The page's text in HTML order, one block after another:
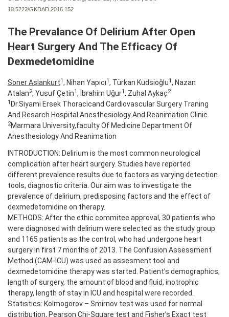
10.5222/GKDAD.2016.152
The Prevalance Of Delirium After Open
Heart Surgery And The Efficacy Of
Dexmedetomidine
Soner Aslankurt1, Nihan Yapıcı1, Türkan Kudsioğlu1, Nazan
Atalan2, Yusuf Çetin1, İbrahim Uğur1, Zuhal Aykaç2
1 Dr.Siyami Ersek Thoracicand Cardiovascular Surgery Traning
And Resarch Hospital Anesthesiology And Reanimation Clinic
2Marmara University,faculty Of Medicine Department Of
Anesthesiology And Reanimation
INTRODUCTION: Delirium is the most common neurological
complication after heart surgery. Studies have reported
different prevalence results due to factors as varying detection
tools, diagnostic criteria. Our aim was to investigate the
prevalence of delirium, predisposing factors and the effect of
dexmedetomidine on therapy.
METHODS: After the ethic commitee approval, 30 patients who
were diagnosed with delirium were selected as the study group
and 1165 patients as the control, who had undergone heart
surgery in first 7 months of 2013. The Confusion Assessment
Method (CAM-ICU) was used as assesment tool and
dexmedetomidine therapy was started. Patient’s demographics,
length of surgery, the amount of blood and fluid, inotrophic
therapy, length of stay in ICU and hospital were recorded.
Statıstıcs: Kolmogorov – Smirnov test was used for normal
distribution, Pearson Chi-Square test and Fisher’s Exact test